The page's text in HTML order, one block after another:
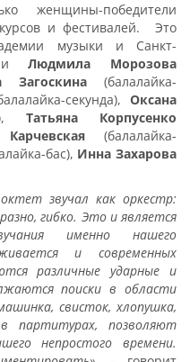
женщины-победители
и фестивалей. Это
музыки и Санкт-
Людмила Морозова
Загоскина (балалайка-
секунда), Оксана
Татьяна Корпусенко
(балалайка-
бас), Инна Захарова
звучал как оркестр:
гибко. Это и является
именно нашего
и современных
различные ударные и
поиски в области
свисток, хлопушка,
партитурах, позволяют
непростого времени.